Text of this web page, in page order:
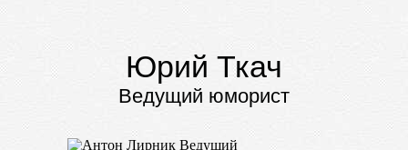
Юрий Ткач
Ведущий юморист